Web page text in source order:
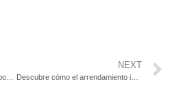
NEXT
Descubre cómo el arrendamiento inteligente de cajas secas y refrigeradas transforma tus operaciones logísticas